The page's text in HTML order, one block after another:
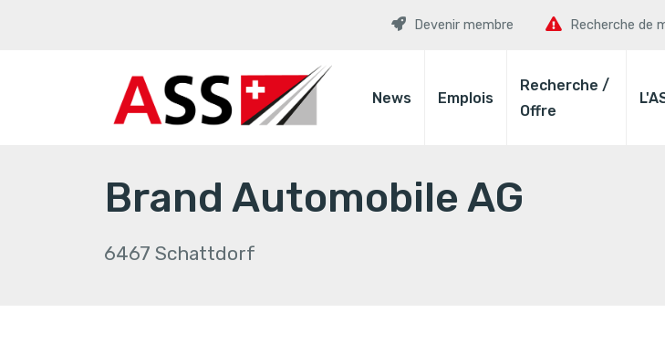
Devenir membre Recherche de
News Emplois
Recherche /
Offre
Brand Automobile AG
6467 Schattdorf